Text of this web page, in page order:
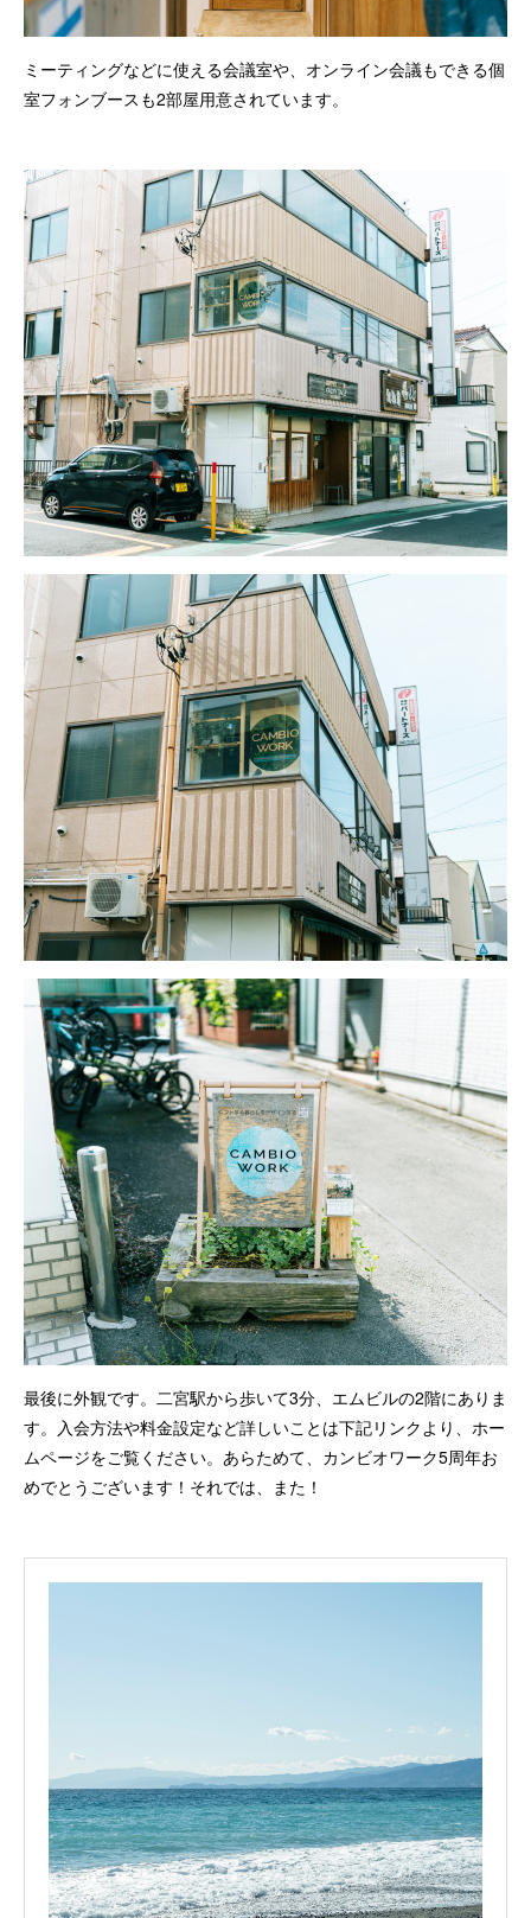
ミーティングなどに使える会議室や、オンライン会議もできる個
室フォンブースも2部屋用意されています。
最後に外観です。二宮駅から歩いて3分、エムビルの2階にありま
す。入会方法や料金設定など詳しいことは下記リンクより、ホー
ムページをご覧ください。あらためて、カンビオワーク5周年お
めでとうございます！それでは、また！